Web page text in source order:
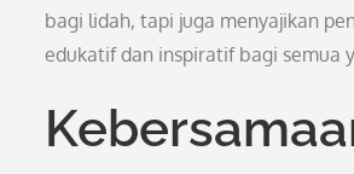
bagi lidah, tapi juga menyajikan
edukatif dan inspiratif bagi semua